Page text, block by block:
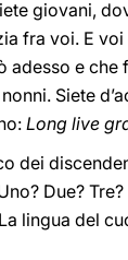
giovani,
fra voi. E
adesso e
Siete
Long live
dei
Due?
lingua del